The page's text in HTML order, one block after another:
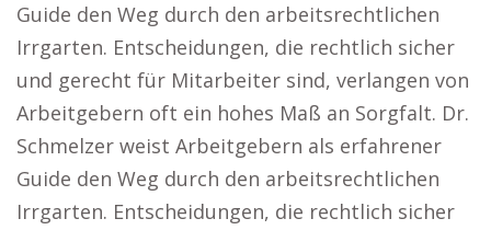
Guide den Weg durch den arbeitsrechtlichen
Irrgarten. Entscheidungen, die rechtlich sicher
und gerecht für Mitarbeiter sind, verlangen von
Arbeitgebern oft ein hohes Maß an Sorgfalt. Dr.
Schmelzer weist Arbeitgebern als erfahrener
Guide den Weg durch den arbeitsrechtlichen
Irrgarten. Entscheidungen, die rechtlich sicher